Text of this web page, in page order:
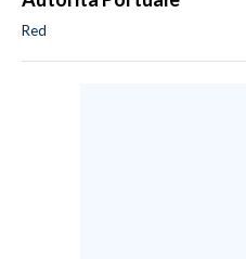
Red